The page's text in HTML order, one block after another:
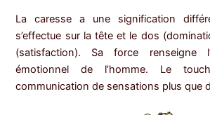
La caresse a une signification
s’effectue sur la tête et le dos
(satisfaction). Sa force renseigne
émotionnel de l’homme. Le
communication de sensations plus que